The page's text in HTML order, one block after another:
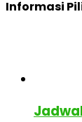
Informasi